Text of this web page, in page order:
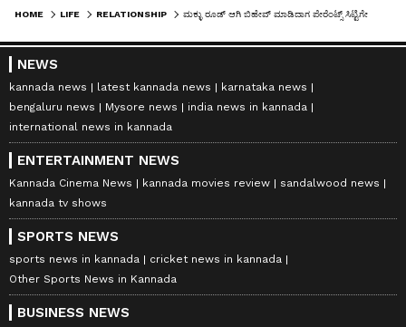
HOME LIFE RELATIONSHIP
NEWS
kannada news latest kannada news
karnataka news
bengaluru news
Mysore news
india news in kannada
international news in kannada
ENTERTAINMENT NEWS
Kannada Cinema News kannada movies review
sandalwood news
kannada tv shows
SPORTS NEWS
sports news in kannada
cricket news in kannada
Other Sports News in Kannada
BUSINESS NEWS